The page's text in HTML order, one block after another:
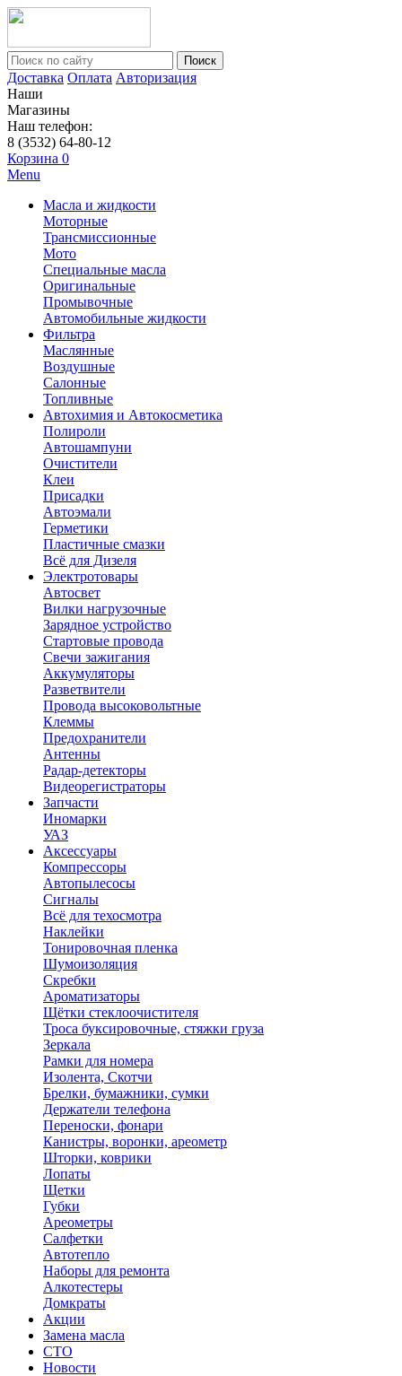
Поиск
Доставка Оплата Авторизация
Наши
Магазины
Наш телефон:
8 (3532) 64-80-12
Корзина 0
Menu
Масла и жидкости
Моторные
Трансмиссионные
Мото
Специальные масла
Оригинальные
Промывочные
Автомобильные жидкости
Фильтра
Маслянные
Воздушные
Салонные
Топливные
Автохимия и Автокосметика
Полироли
Автошампуни
Очистители
Клеи
Присадки
Автоэмали
Герметики
Пластичные смазки
Всё для Дизеля
Электротовары
Автосвет
Вилки нагрузочные
Зарядное устройство
Стартовые провода
Свечи зажигания
Аккумуляторы
Разветвители
Провода высоковольтные
Клеммы
Предохранители
Антенны
Радар-детекторы
Видеорегистраторы
Запчасти
Иномарки
УАЗ
Аксесcуары
Компрессоры
Автопылесосы
Сигналы
Всё для техосмотра
Наклейки
Тонировочная пленка
Шумоизоляция
Скребки
Ароматизаторы
Щётки стеклоочистителя
Троса буксировочные, стяжки груза
Зеркала
Рамки для номера
Изолента, Скотчи
Брелки, бумажники, сумки
Держатели телефона
Переноски, фонари
Канистры, воронки, ареометр
Шторки, коврики
Лопаты
Щетки
Губки
Ареометры
Салфетки
Автотепло
Наборы для ремонта
Алкотестеры
Домкраты
Акции
Замена масла
СТО
Новости